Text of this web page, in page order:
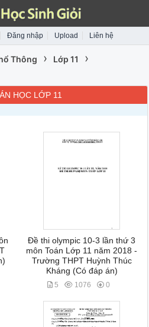
Đăng nhập Upload Liên hệ
Thông › Lớp 11 ›
HỌC LỚP 11
Đề thi olympic 10-3 lần thứ 3
môn Toán Lớp 11 năm 2018 -
Trường THPT Huỳnh Thúc
Kháng (Có đáp án)
5 1076 0